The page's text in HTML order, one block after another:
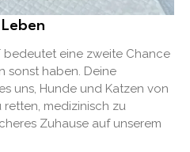
bedeutet eine zweite Chance
sonst haben. Deine
uns, Hunde und Katzen von
retten, medizinisch zu
Zuhause auf unserem